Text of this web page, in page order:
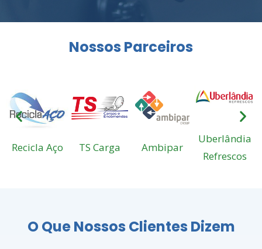
Nossos Parceiros
Recicla Aço TS Carga Ambipar
Uberlândia
Refrescos
O Que Nossos Clientes Dizem